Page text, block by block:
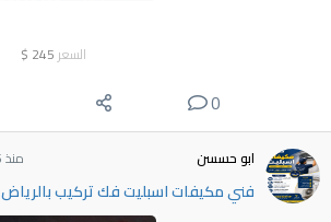
السعر 245
$
0
ابو حسسن منذ 5 ساعات
فني مكيفات اسبليت فك تركيب بالرياض 0502100159